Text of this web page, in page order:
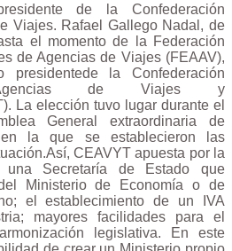
de la Confederación
Viajes. Rafael Gallego Nadal, de
el momento de la Federación
de Agencias de Viajes (FEAAV),
la Confederación
de Viajes y
La elección tuvo lugar durante el
General extraordinaria de
la que se establecieron las
Así, CEAVYT apuesta por la
una Secretaría de Estado que
Ministerio de Economía o de
el establecimiento de un IVA
mayores facilidades para el
legislativa.
En este